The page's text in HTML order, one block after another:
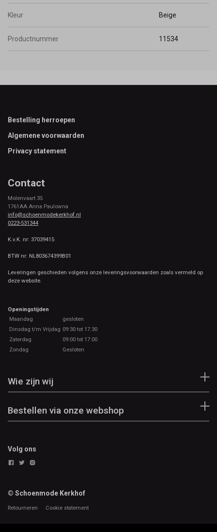
Kleur Beige
Productnummer 11534
Footer
Bestelling herroepen
Algemene voorwaarden
Privacy statement
Contact
Molenvaart 35
1761AA Anna Paulowna
info@schoenmodekerkhof.nl
0223-531344
K.v.K. nr: 37039415
BTW nr: NL803674399B01
Leveringen geschieden volgens onze leveringsvoorwaarden zoals vermeld op
deze website.
Openingstijden
Maandag
gesloten
Dinsdag t/m Vrijdag 09:30 tot 17.30
Zaterdag
09:00 tot 17:00
Zondag
Gesloten
Wie zijn wij
Bestellen via onze webshop
Volg ons
© Schoenmode Kerkhof
Retourneren Cookie statement